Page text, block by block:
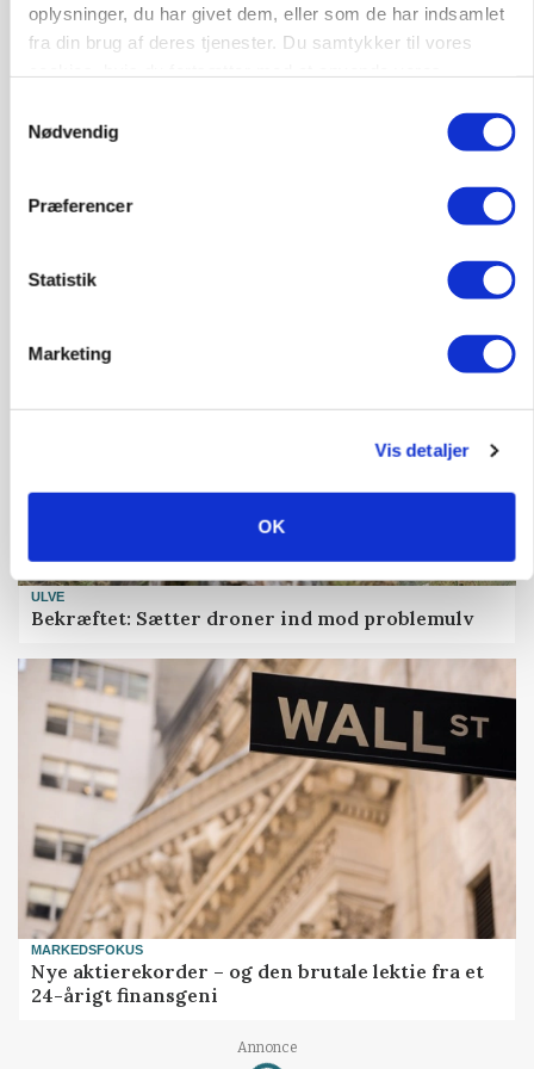
oplysninger, du har givet dem, eller som de har indsamlet
fra din brug af deres tjenester. Du samtykker til vores
Nødvendig
Præferencer
Statistik
Marketing
Vis detaljer
OK
ULVE
Bekræftet: Sætter droner ind mod problemulv
MARKEDSFOKUS
Nye aktierekorder – og den brutale lektie fra et
24-årigt finansgeni
Annonce